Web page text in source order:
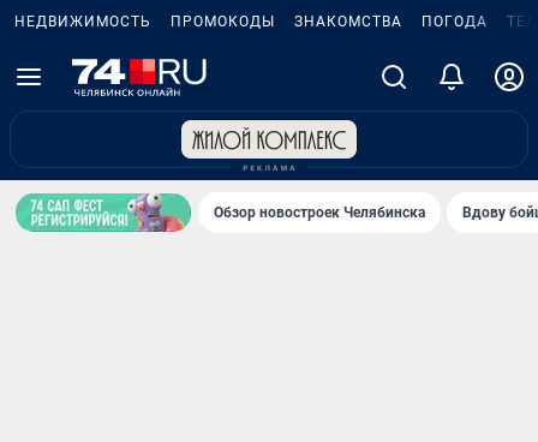
НЕДВИЖИМОСТЬ ПРОМОКОДЫ ЗНАКОМСТВА ПОГОДА
Обзор новостроек Челябинска Вдову